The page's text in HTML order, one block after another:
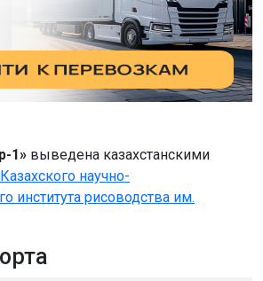
1» выведена казахстанскими
научно-
института рисоводства им.